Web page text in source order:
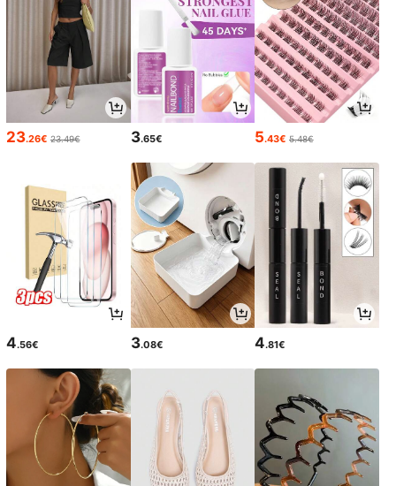
23.26€ 23.49€ 3.65€ 5.43€ 5.48€
4.56€ 3.08€ 4.81€